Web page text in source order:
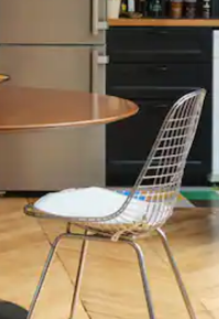
cima e para baixo do